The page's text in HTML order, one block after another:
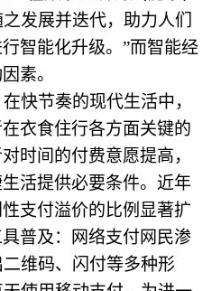
发展并迭代，助力人们
智能化升级。”而智能经
素。
快节奏的现代生活中，
衣食住行各方面关键的
时间的付费意愿提高，
活提供必要条件。近年
支付溢价的比例显著扩
普及：网络支付网民渗
维码、闪付等多种形